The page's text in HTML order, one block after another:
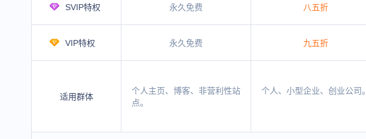
SVIP特权 永久免费 八五折
VIP特权 永久免费 九五折
适用群体
个人主页、博客、非营利性站
点。
个人、小型企业、创业公司。